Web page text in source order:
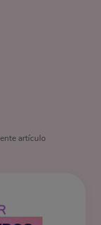
artículo